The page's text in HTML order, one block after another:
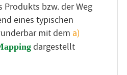
bzw. der Weg
eines typischen
mit dem a)
dargestellt